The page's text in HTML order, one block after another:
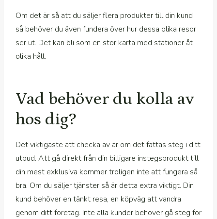
Om det är så att du säljer flera produkter till din kund
så behöver du även fundera över hur dessa olika resor
ser ut. Det kan bli som en stor karta med stationer åt
olika håll.
Vad behöver du kolla av
hos dig?
Det viktigaste att checka av är om det fattas steg i ditt
utbud. Att gå direkt från din billigare instegsprodukt till
din mest exklusiva kommer troligen inte att fungera så
bra. Om du säljer tjänster så är detta extra viktigt. Din
kund behöver en tänkt resa, en köpväg att vandra
genom ditt företag. Inte alla kunder behöver gå steg för